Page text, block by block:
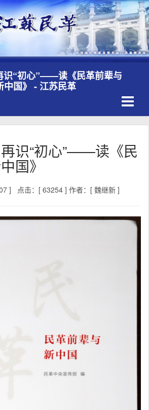
“初心”——读《民革前辈与
中国》 - 江苏民革
识“初心”——读《民
国》
] 点击：[ 63254 ] 作者：[ 魏继新 ]